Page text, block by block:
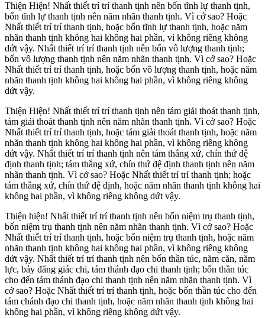
Thiện Hiện! Nhất thiết trí trí thanh tịnh nên bốn tĩnh lự thanh tịnh,
bốn tĩnh lự thanh tịnh nên năm nhãn thanh tịnh. Vì cớ sao? Hoặc
Nhất thiết trí trí thanh tịnh, hoặc bốn tĩnh lự thanh tịnh, hoặc năm
nhãn thanh tịnh không hai không hai phần, vì không riêng không
dứt vậy. Nhất thiết trí trí thanh tịnh nên bốn vô lượng thanh tịnh;
bốn vô lượng thanh tịnh nên năm nhãn thanh tịnh. Vì cớ sao? Hoặc
Nhất thiết trí trí thanh tịnh, hoặc bốn vô lượng thanh tịnh, hoặc năm
nhãn thanh tịnh không hai không hai phần, vì không riêng không
dứt vậy.
Thiện Hiện! Nhất thiết trí trí thanh tịnh nên tám giải thoát thanh tịnh,
tám giải thoát thanh tịnh nên năm nhãn thanh tịnh. Vì cớ sao? Hoặc
Nhất thiết trí trí thanh tịnh, hoặc tám giải thoát thanh tịnh, hoặc năm
nhãn thanh tịnh không hai không hai phần, vì không riêng không
dứt vậy. Nhất thiết trí trí thanh tịnh nên tám thắng xứ, chín thứ đệ
định thanh tịnh; tám thắng xứ, chín thứ đệ định thanh tịnh nên năm
nhãn thanh tịnh. Vì cớ sao? Hoặc Nhất thiết trí trí thanh tịnh; hoặc
tám thắng xứ, chín thứ đệ định, hoặc năm nhãn thanh tịnh không hai
không hai phần, vì không riêng không dứt vậy.
Thiện hiện! Nhất thiết trí trí thanh tịnh nên bốn niệm trụ thanh tịnh,
bốn niệm trụ thanh tịnh nên năm nhãn thanh tịnh. Vì cớ sao? Hoặc
Nhất thiết trí trí thanh tịnh, hoặc bốn niệm trụ thanh tịnh, hoặc năm
nhãn thanh tịnh không hai không hai phần, vì không riêng không
dứt vậy. Nhất thiết trí trí thanh tịnh nên bốn thần túc, năm căn, năm
lực, bảy đẳng giác chi, tám thánh đạo chi thanh tịnh; bốn thần túc
cho đến tám thánh đạo chi thanh tịnh nên năm nhãn thanh tịnh. Vì
cớ sao? Hoặc Nhất thiết trí trí thanh tịnh, hoặc bốn thần túc cho đến
tám chánh đạo chi thanh tịnh, hoặc năm nhãn thanh tịnh không hai
không hai phần, vì không riêng không dứt vậy.